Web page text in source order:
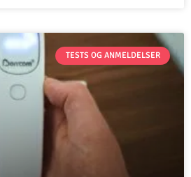
TESTS OG ANMELDELSER